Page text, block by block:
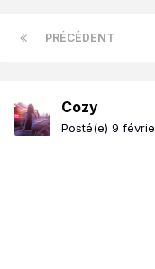
PRÉCÉDENT
Cozy
Posté(e) 9